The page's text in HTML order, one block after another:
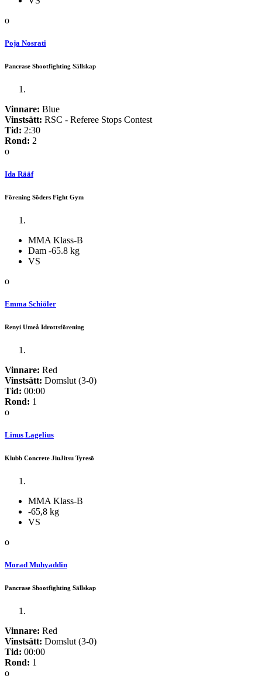
o
Poja Nosrati
Pancrase Shootfighting Sällskap
Vinnare: Blue
Vinstsätt: RSC - Referee Stops Contest
Tid: 2:30
Rond: 2
o
Ida Rääf
Förening Söders Fight Gym
MMA Klass-B
Dam -65.8 kg
VS
o
Emma Schiöler
Renyi Umeå Idrottsförening
Vinnare: Red
Vinstsätt: Domslut (3-0)
Tid: 00:00
Rond: 1
o
Linus Lagelius
Klubb Concrete JiuJitsu Tyresö
MMA Klass-B
-65,8 kg
VS
o
Morad Muhyaddin
Pancrase Shootfighting Sällskap
Vinnare: Red
Vinstsätt: Domslut (3-0)
Tid: 00:00
Rond: 1
o